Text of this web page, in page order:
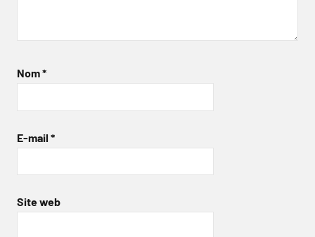
Nom*
E-mail *
Site web